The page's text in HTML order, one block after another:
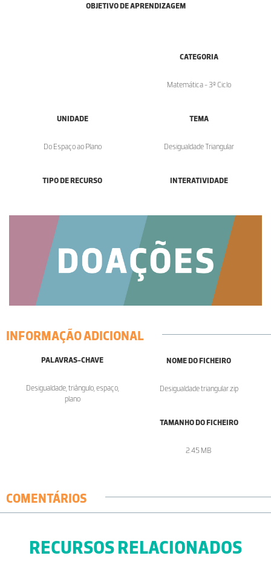
OBJETIVO DE APRENDIZAGEM
CATEGORIA
Matemática - 3º Ciclo
UNIDADE
Do Espaço ao Plano
TEMA
Desigualdade Triangular
TIPO DE RECURSO INTERATIVIDADE
INFORMAÇÃO ADICIONAL
PALAVRAS-CHAVE
Desigualdade, triângulo, espaço,
plano
NOME DO FICHEIRO
Desigualdade triangular.zip
TAMANHO DO FICHEIRO
2.45 MB
COMENTÁRIOS
RECURSOS RELACIONADOS